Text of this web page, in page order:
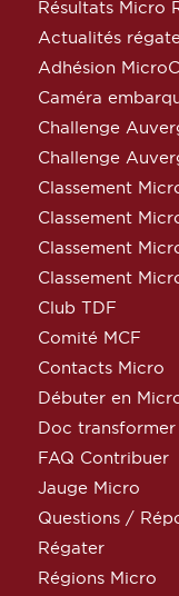
Résultats Micro
Actualités
Adhésion
Caméra
Challenge
Challenge
Classement
Classement
Classement
Classement
Club TDF
Comité MCF
Contacts Micro
Débuter en
Doc transformer
FAQ Contribuer
Jauge Micro
Questions /
Régater
Régions Micro